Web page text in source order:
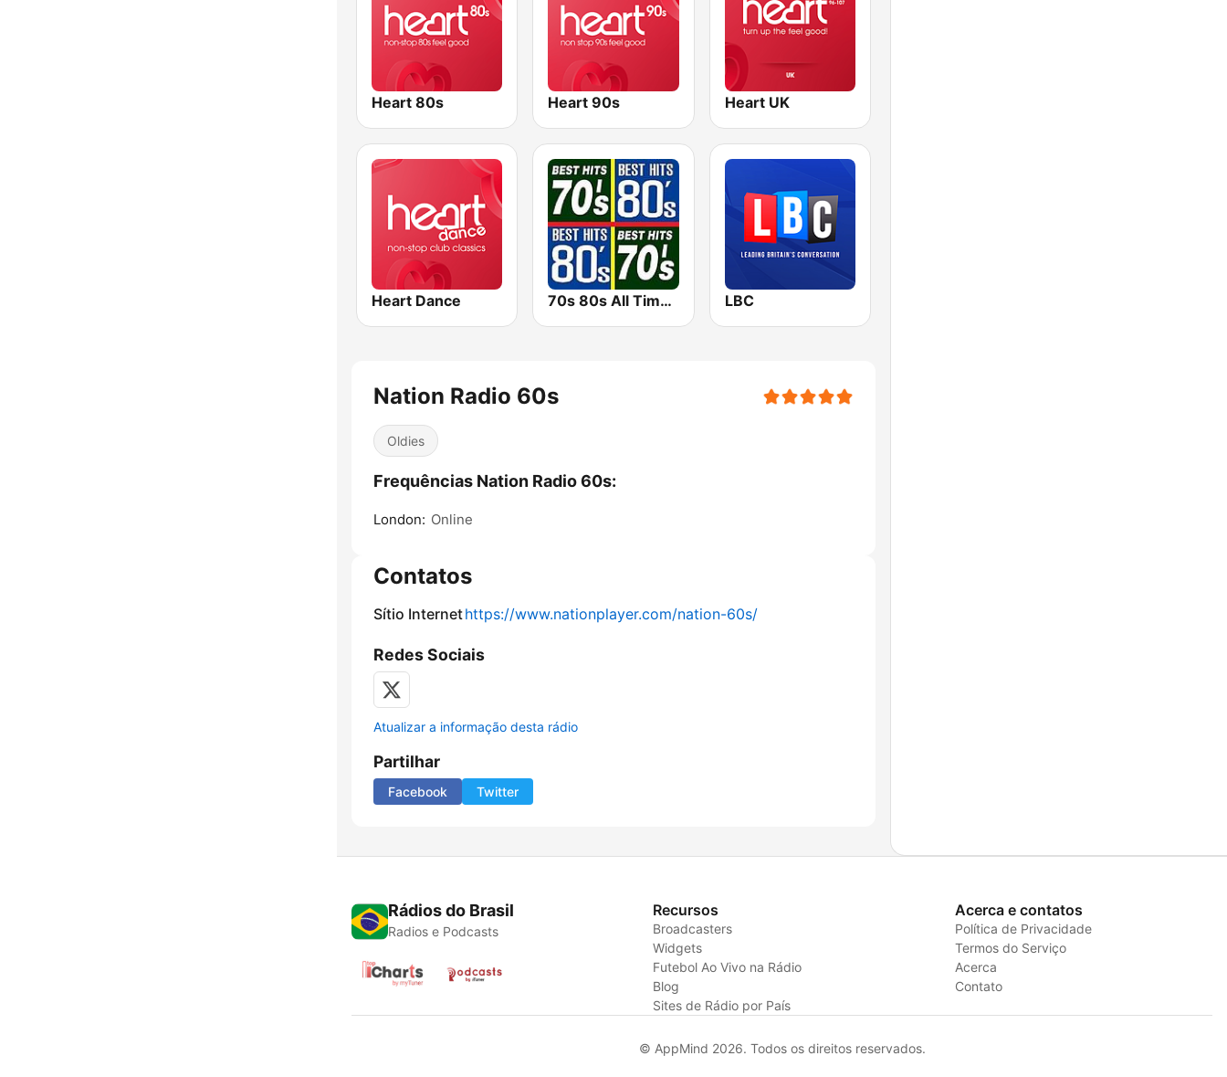
Heart 80s Heart 90s Heart UK
Heart Dance 70s 80s All Time Greatest LBC
Nation Radio 60s
Oldies
Frequências Nation Radio 60s:
London: Online
Contatos
Sítio Internethttps://www.nationplayer.com/nation-60s/
Redes Sociais
Atualizar a informação desta rádio
Partilhar
Facebook Twitter
Rádios do Brasil
Radios e Podcasts
Recursos
Broadcasters
Widgets
Futebol Ao Vivo na Rádio
Blog
Sites de Rádio por País
Acerca e contatos
Política de Privacidade
Termos do Serviço
Acerca
Contato
© AppMind 2026. Todos os direitos reservados.